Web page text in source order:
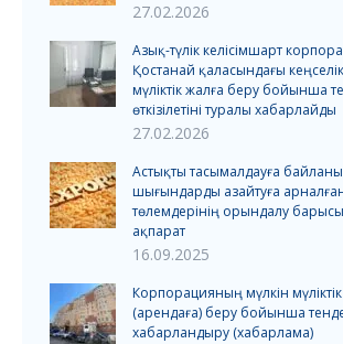
27.02.2026
Азық-түлік келісімшарт
Қостанай қаласындағы
мүліктік жалға беру бойынша
өткізілетіні туралы хабарлайды
27.02.2026
Астықты тасымалдауға
шығындарды азайтуға
төлемдерінің орындалу
ақпарат
16.09.2025
Корпорацияның мүлкін
(арендаға) беру бойынша
хабарландыру (хабарлама)